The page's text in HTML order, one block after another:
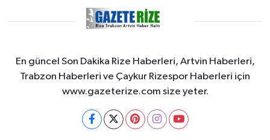
En güncel Son Dakika Rize Haberleri, Artvin Haberleri,
Trabzon Haberleri ve Çaykur Rizespor Haberleri için
www.gazeterize.com size yeter.